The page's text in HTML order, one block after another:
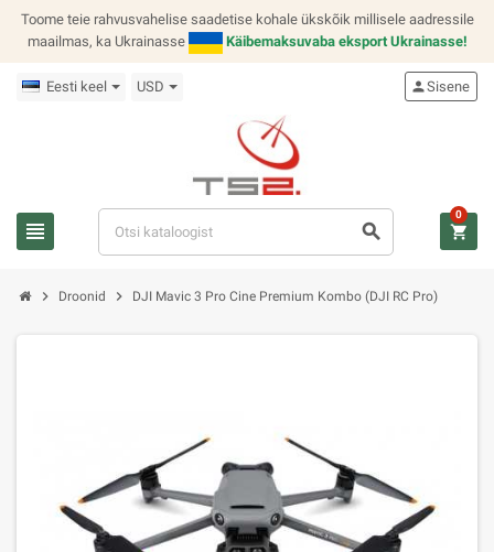
Toome teie rahvusvahelise saadetise kohale ükskõik millisele aadressile
maailmas, ka Ukrainasse
Käibemaksuvaba eksport Ukrainasse!
Eesti keel USD
view_headline search
personSisene
shopping_cart
0
chevron_right Droonid chevron_right DJI Mavic 3 Pro Cine Premium Kombo (DJI RC Pro)